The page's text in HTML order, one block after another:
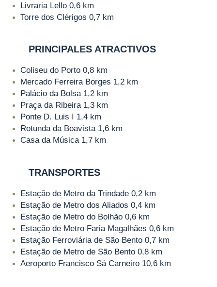
Livraria Lello0,6 km
Torre dos Clérigos0,7 km
PRINCIPALES ATRACTIVOS
Coliseu do Porto0,8 km
Mercado Ferreira Borges 1,2 km
Palácio da Bolsa 1,2 km
Praça da Ribeira 1,3 km
Ponte D. Luis I 1,4 km
Rotunda da Boavista 1,6 km
Casa da Música 1,7 km
TRANSPORTES
Estação de Metro da Trindade0,2 km
Estação de Metro dos Aliados0,4 km
Estação de Metro do Bolhão0,6 km
Estação de Metro Faria Magalhães0,6 km
Estação Ferroviária de São Bento0,7 km
Estação de Metro de São Bento0,8 km
Aeroporto Francisco Sá Carneiro 10,6 km